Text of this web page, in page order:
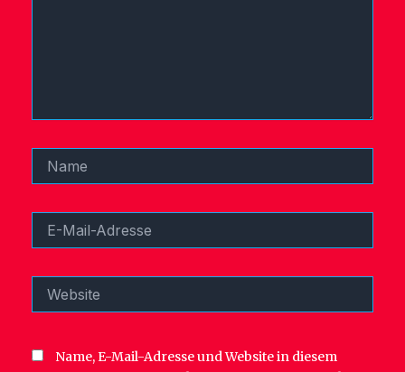
Mail-
Name, E-Mail-Adresse und Website in diesem